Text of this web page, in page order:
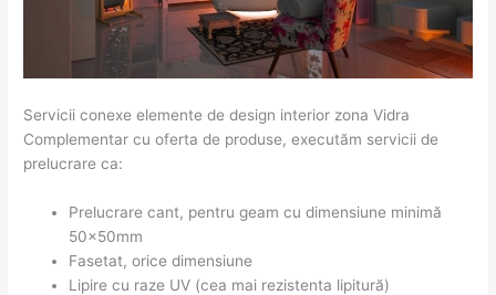
Servicii conexe elemente de design interior zona Vidra
Complementar cu oferta de produse, executăm servicii de
prelucrare ca:
Prelucrare cant, pentru geam cu dimensiune minimă
50x50mm
Fasetat, orice dimensiune
Lipire cu raze UV (cea mai rezistenta lipitură)